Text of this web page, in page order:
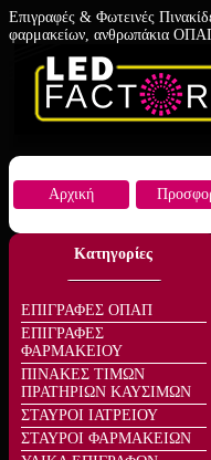
Επιγραφές & Φωτεινές
φαρμακείων, ανθρωπάκια ΟΠΑΠ
Αρχική
Κατηγορίες
ΕΠΙΓΡΑΦΕΣ ΟΠΑΠ
ΕΠΙΓΡΑΦΕΣ
ΦΑΡΜΑΚΕΙΟΥ
ΠΙΝΑΚΕΣ ΤΙΜΩΝ
ΠΡΑΤΗΡΙΩΝ ΚΑΥΣΙΜΩΝ
ΣΤΑΥΡΟΙ ΙΑΤΡΕΙΟΥ
ΣΤΑΥΡΟΙ ΦΑΡΜΑΚΕΙΩΝ